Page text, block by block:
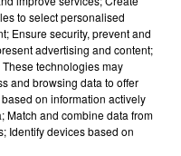
to select personalised
Ensure security, prevent and
advertising and content;
technologies may
and browsing data to offer
on information actively
Match and combine data from
Identify devices based on